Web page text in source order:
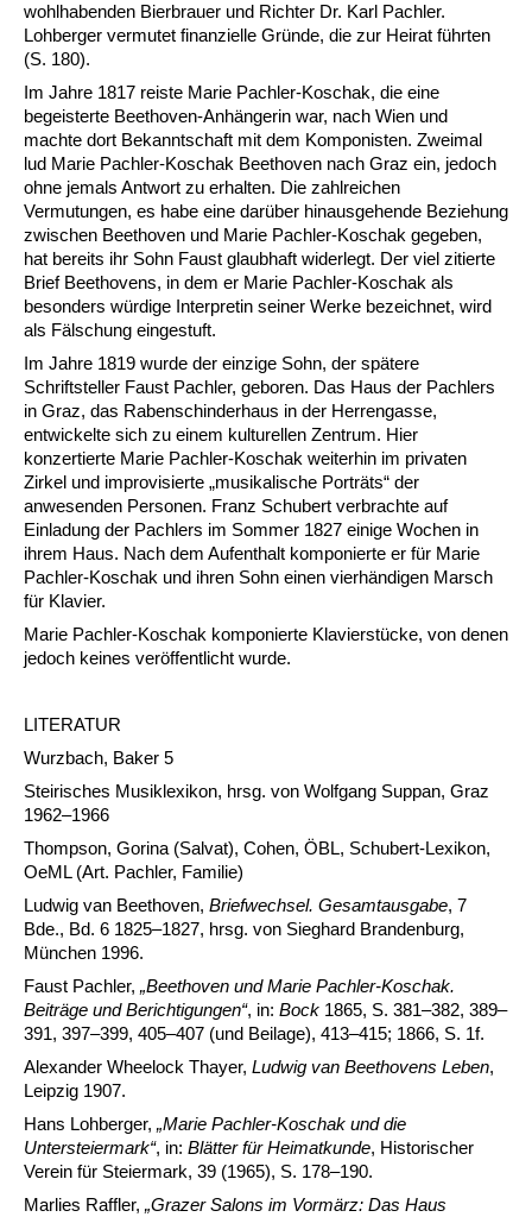
wohlhabenden Bierbrauer und Richter Dr. Karl Pachler.
Lohberger vermutet finanzielle Gründe, die zur Heirat führten
(S. 180).
Im Jahre 1817 reiste Marie Pachler-Koschak, die eine
begeisterte Beethoven-Anhängerin war, nach Wien und
machte dort Bekanntschaft mit dem Komponisten. Zweimal
lud Marie Pachler-Koschak Beethoven nach Graz ein, jedoch
ohne jemals Antwort zu erhalten. Die zahlreichen
Vermutungen, es habe eine darüber hinausgehende Beziehung
zwischen Beethoven und Marie Pachler-Koschak gegeben,
hat bereits ihr Sohn Faust glaubhaft widerlegt. Der viel zitierte
Brief Beethovens, in dem er Marie Pachler-Koschak als
besonders würdige Interpretin seiner Werke bezeichnet, wird
als Fälschung eingestuft.
Im Jahre 1819 wurde der einzige Sohn, der spätere
Schriftsteller Faust Pachler, geboren. Das Haus der Pachlers
in Graz, das Rabenschinderhaus in der Herrengasse,
entwickelte sich zu einem kulturellen Zentrum. Hier
konzertierte Marie Pachler-Koschak weiterhin im privaten
Zirkel und improvisierte „musikalische Porträts“ der
anwesenden Personen. Franz Schubert verbrachte auf
Einladung der Pachlers im Sommer 1827 einige Wochen in
ihrem Haus. Nach dem Aufenthalt komponierte er für Marie
Pachler-Koschak und ihren Sohn einen vierhändigen Marsch
für Klavier.
Marie Pachler-Koschak komponierte Klavierstücke, von denen
jedoch keines veröffentlicht wurde.
LITERATUR
Wurzbach, Baker 5
Steirisches Musiklexikon, hrsg. von Wolfgang Suppan, Graz
1962–1966
Thompson, Gorina (Salvat), Cohen, ÖBL, Schubert-Lexikon,
OeML (Art. Pachler, Familie)
Ludwig van Beethoven, Briefwechsel. Gesamtausgabe, 7
Bde., Bd. 6 1825–1827, hrsg. von Sieghard Brandenburg,
München 1996.
Faust Pachler, „Beethoven und Marie Pachler-Koschak.
Beiträge und Berichtigungen“, in: Bock 1865, S. 381–382, 389–
391, 397–399, 405–407 (und Beilage), 413–415; 1866, S. 1f.
Alexander Wheelock Thayer, Ludwig van Beethovens Leben,
Leipzig 1907.
Hans Lohberger, „Marie Pachler-Koschak und die
Untersteiermark“, in: Blätter für Heimatkunde, Historischer
Verein für Steiermark, 39 (1965), S. 178–190.
Marlies Raffler, „Grazer Salons im Vormärz: Das Haus